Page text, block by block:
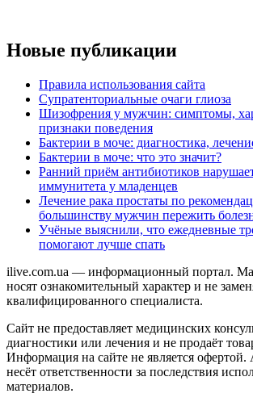
Новые публикации
Правила использования сайта
Супратенториальные очаги глиоза
Шизофрения у мужчин: симптомы,
признаки поведения
Бактерии в моче: диагностика,
Бактерии в моче: что это значит?
Ранний приём антибиотиков
иммунитета у младенцев
Лечение рака простаты по
большинству мужчин пережить
Учёные выяснили, что ежедневные
помогают лучше спать
ilive.com.ua — информационный портал.
носят ознакомительный характер и не
квалифицированного специалиста.
Сайт не предоставляет медицинских
диагностики или лечения и не продаёт
Информация на сайте не является
несёт ответственности за последствия
материалов.